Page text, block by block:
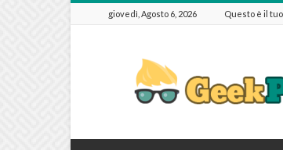
giovedì, Agosto 6, 2026 Questo è il